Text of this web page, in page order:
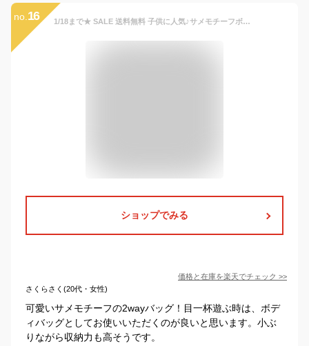
no. 16 1/18まで★ SALE 送料無料 子供に人気♪サメモチーフボディバッグキッズ ボディバッグ サメ シャーク 2way ショルダーバッグ ジュニア キッズ 子供用 子ども 子供 男の子 女の子 かばん 鞄 斜め掛け 鮫 保育園 小学生 バッグ かっこいい メール便
ショップでみる
価格と在庫を楽天でチェック >>
さくらさく(20代・女性)
可愛いサメモチーフの2wayバッグ！目一杯遊ぶ時は、ボデ
ィバッグとしてお使いいただくのが良いと思います。小ぶ
りながら収納力も高そうです。